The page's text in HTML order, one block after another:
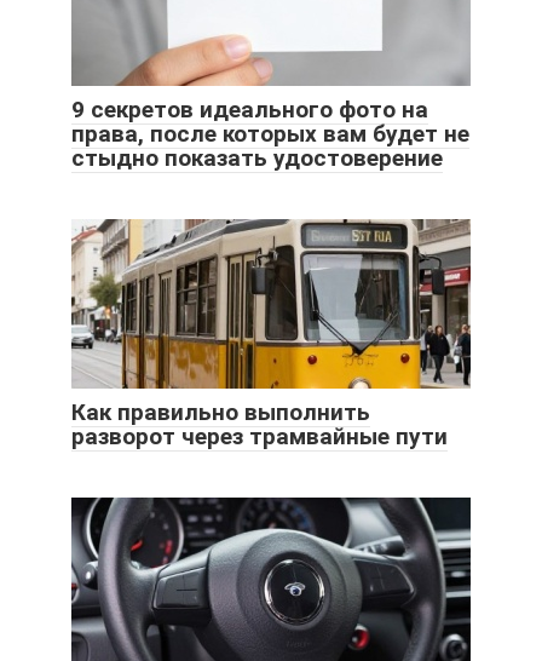
9 секретов идеального фото на
права, после которых вам будет не
стыдно показать удостоверение
Как правильно выполнить
разворот через трамвайные пути